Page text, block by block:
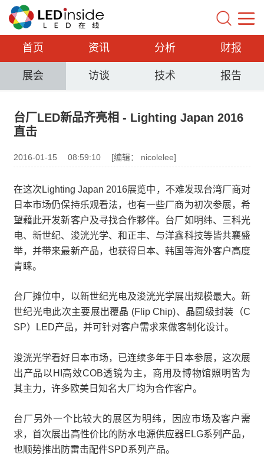
首页 资讯 分析 财报
展会 访谈 技术 报告
台厂LED新品齐亮相 - Lighting Japan 2016
直击
2016-01-15 08:59:10 [编辑： nicolelee]
在这次Lighting Japan 2016展览中，不难发现台湾厂商对
日本市场仍保持乐观看法，也有一些厂商为初次参展，希
望藉此开发新客户及寻找合作夥伴。台厂如明纬、三科光
电、新世纪、浚洸光学、和正丰、与洋鑫科技等皆共襄盛
举，并带来最新产品，也获得日本、韩国等海外客户高度
青睐。
台厂摊位中，以新世纪光电及浚洸光学展出规模最大。新
世纪光电此次主要展出覆晶 (Flip Chip)、晶圆级封装（C
SP）LED产品，并可针对客户需求来做客制化设计。
浚洸光学看好日本市场，已连续多年于日本参展，这次展
出产品以HI高效COB透镜为主，商用及博物馆照明皆为
其主力，许多欧美日知名大厂均为合作客户。
台厂另外一个比较大的展区为明纬，因应市场及客户需
求，首次展出高性价比的防水电源供应器ELG系列产品，
也顺势推出防雷击配件SPD系列产品。